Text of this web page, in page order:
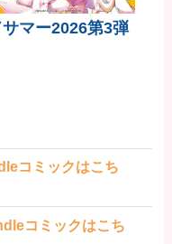
サマー2026第3弾
コミックはこち
コミックはこち